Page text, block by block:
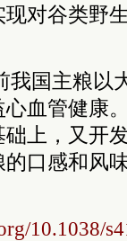
对谷类野
我国主粮以
血管健康
上，又开
口感和风
10.1038/